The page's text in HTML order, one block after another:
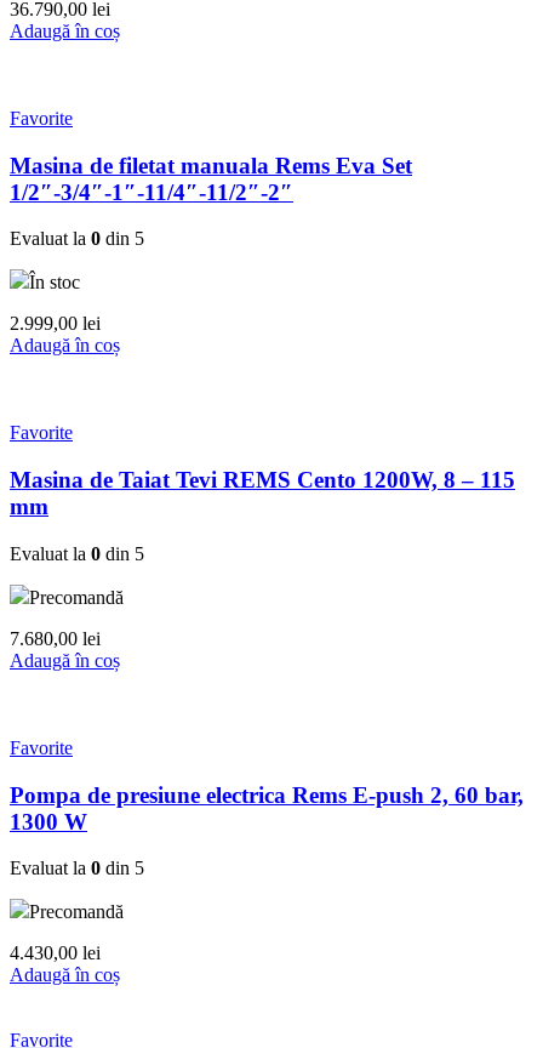
36.790,00 lei
Adaugă în coș
Favorite
Masina de filetat manuala Rems Eva Set
1/2″-3/4″-1″-11/4″-11/2″-2″
Evaluat la 0 din 5
În stoc
2.999,00 lei
Adaugă în coș
Favorite
Masina de Taiat Tevi REMS Cento 1200W, 8 – 115
mm
Evaluat la 0 din 5
Precomandă
7.680,00 lei
Adaugă în coș
Favorite
Pompa de presiune electrica Rems E-push 2, 60 bar,
1300 W
Evaluat la 0 din 5
Precomandă
4.430,00 lei
Adaugă în coș
Favorite